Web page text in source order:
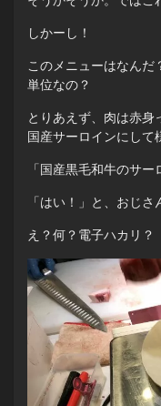
しかーし！
このメニューはなんだ
単位なの？
とりあえず、肉は赤身
国産サーロインにして
「国産黒毛和牛のサ
「はい！」と、おじさ
え？何？電子ハカリ？